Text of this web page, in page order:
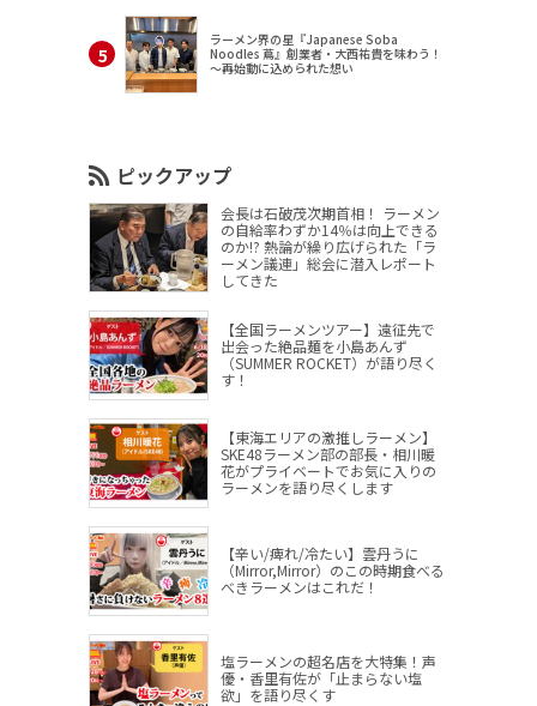
ラーメン界の星『Japanese Soba
Noodles 蔦』創業者・大西祐貴を味わう！
～再始動に込められた想い
ピックアップ
会長は石破茂次期首相！ ラーメン
の自給率わずか14％は向上できる
のか!? 熱論が繰り広げられた「ラ
ーメン議連」総会に潜入レポート
してきた
【全国ラーメンツアー】遠征先で
出会った絶品麺を小島あんず
（SUMMER ROCKET）が語り尽く
す！
【東海エリアの激推しラーメン】
SKE48ラーメン部の部長・相川暖
花がプライベートでお気に入りの
ラーメンを語り尽くします
【辛い/痺れ/冷たい】雲丹うに
（Mirror,Mirror）のこの時期食べる
べきラーメンはこれだ！
塩ラーメンの超名店を大特集！声
優・香里有佐が「止まらない塩
欲」を語り尽くす